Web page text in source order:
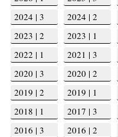
2024 | 3
2024 | 2
2023 | 2
2023 | 1
2022 | 1
2021 | 3
2020 | 3
2020 | 2
2019 | 2
2019 | 1
2018 | 1
2017 | 3
2016 | 3
2016 | 2